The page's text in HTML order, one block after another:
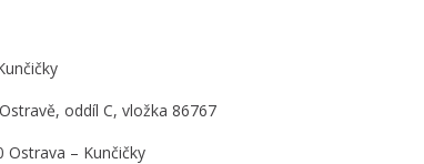
oddíl C, vložka 86767
Ostrava – Kunčičky